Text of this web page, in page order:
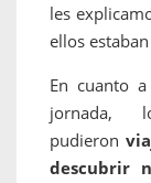
les
ellos
En cuanto
jornada,
pudieron
descubrir